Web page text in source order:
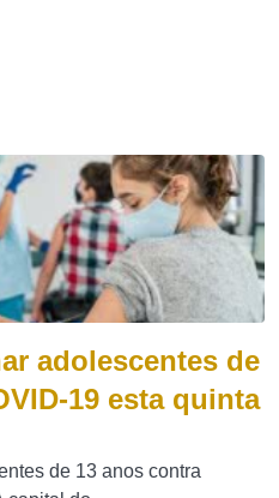
adolescentes de
19 esta quinta
de 13 anos contra